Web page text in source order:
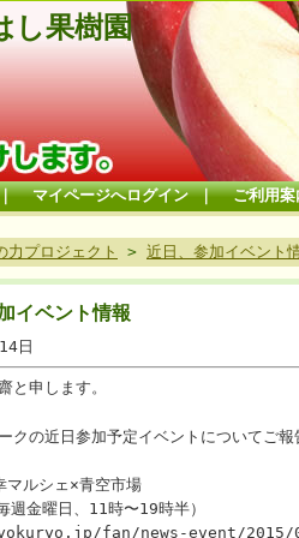
し果樹園
マイページへログイン｜ ご利用案
力プロジェクト > 近日、参加イベント
イベント情報
日
と申します。
クの近日参加予定イベントについてご報
マルシェ×青空市場
週金曜日、11時〜19時半）
fan/news-event/2015/